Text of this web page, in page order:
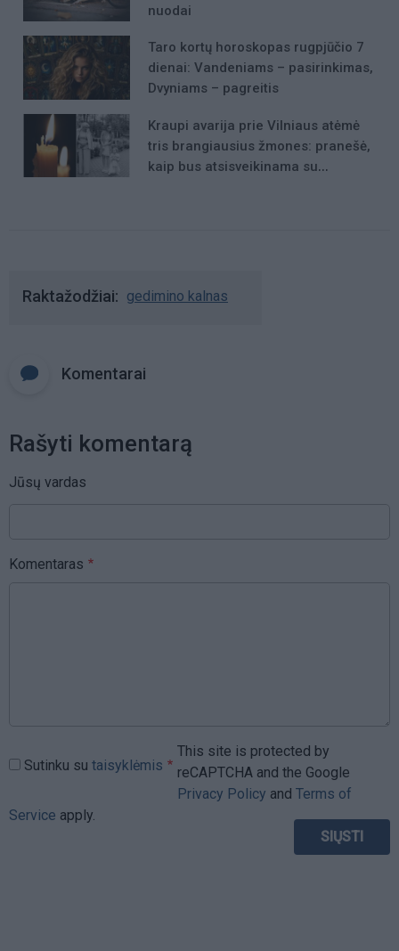
nuodai
Taro kortų horoskopas rugpjūčio 7
dienai: Vandeniams – pasirinkimas,
Dvyniams – pagreitis
Kraupi avarija prie Vilniaus atėmė
tris brangiausius žmones: pranešė,
kaip bus atsisveikinama su
Raktažodžiai gedimino kalnas
Komentarai
Rašyti komentarą
Jūsų vardas
Komentaras
Sutinku su taisyklėmis
This site is protected by
reCAPTCHA and the Google
Privacy Policy and Terms of
Service apply.